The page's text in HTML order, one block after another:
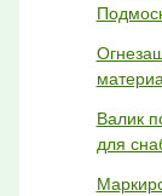
Валик
для